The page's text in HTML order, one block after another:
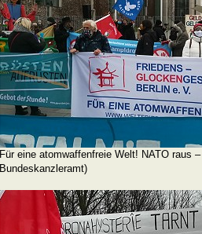
Für eine atomwaffenfreie Welt! NATO raus
Bundeskanzleramt)